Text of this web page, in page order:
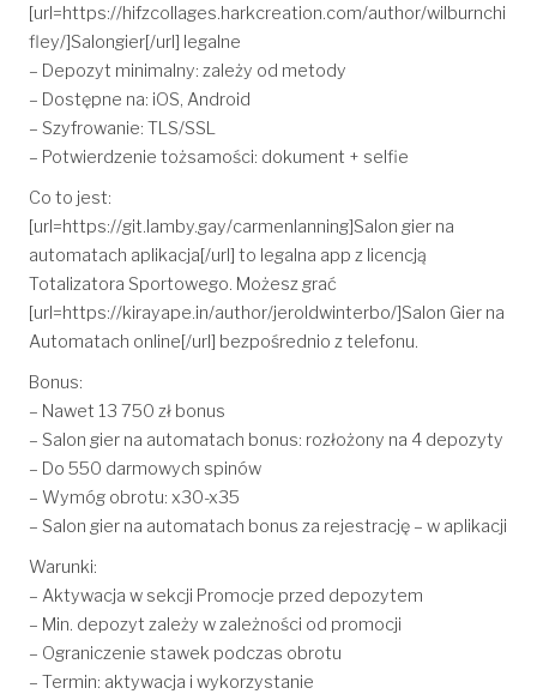
[url=https://hifzcollages.harkcreation.com/author/wilburnchi
fley/]Salongier[/url] legalne
– Depozyt minimalny: zależy od metody
– Dostępne na: iOS, Android
– Szyfrowanie: TLS/SSL
– Potwierdzenie tożsamości: dokument + selfie
Co to jest:
[url=https://git.lamby.gay/carmenlanning]Salon gier na
automatach aplikacja[/url] to legalna app z licencją
Totalizatora Sportowego. Możesz grać
[url=https://kirayape.in/author/jeroldwinterbo/]Salon Gier na
Automatach online[/url] bezpośrednio z telefonu.
Bonus:
– Nawet 13 750 zł bonus
– Salon gier na automatach bonus: rozłożony na 4 depozyty
– Do 550 darmowych spinów
– Wymóg obrotu: x30-x35
– Salon gier na automatach bonus za rejestrację – w aplikacji
Warunki:
– Aktywacja w sekcji Promocje przed depozytem
– Min. depozyt zależy w zależności od promocji
– Ograniczenie stawek podczas obrotu
– Termin: aktywacja i wykorzystanie